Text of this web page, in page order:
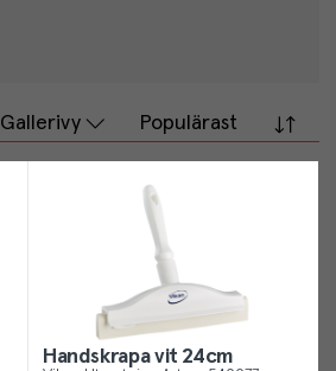
Gallerivy Populärast
Handskrapa vit 24cm